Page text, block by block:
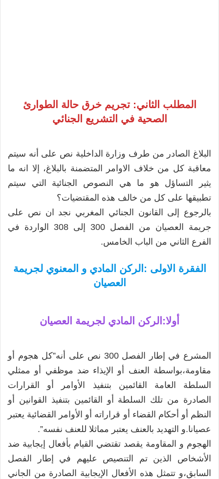
المطلب الثاني: تجريم خرق حالة الطوارئ
الصحية في التشريع الجنائي
البلاغ الصادر من طرف وزارة الداخلية نص على أنه سيتم
معاقبة كل من خلاف الاوامر المتضمنة بالبلاغ، إلا انه ما
يثير التساؤل هو ما هي النصوص الجنائية التي سيتم
تطبيقها على كل من خالف هذه المقتضيات؟
بالرجوع إلى القانون الجنائي المغربي نجد ان نص على
جريمة العصيان من الفصل 300 إلى 308 الواردة في
الفرع الثاني من الباب الخامس.
الفقرة الاولى :الركن المادي و المعنوي لجريمة
العصيان
أولا:الركن المادي لجريمة العصيان
المشرع في إطار الفصل 300 نص على أنه”كل هجوم أو
مقاومة،بواسطة العنف أو الإيذاء ضد موظفي أو ممثلي
السلطة العامة القائمين بتنفيذ الأوامر أو القرارات
الصادرة من تلك السلطة أو القائمين بتنفيذ القوانين أو
النظم أو أحكام القضاء أو قراراته أو الأوامر القضائية يعتبر
عصيانا.و التهديد بالعنف يعتبر مماثلا للعنف نفسه”.
الهجوم و المقاومة يقصد تقتضي القيام بأفعال إيجابية ضد
الأشخاص الذين تم التنصيص عليهم في إطار الفصل
السابق،و تتمثل هذه الأفعال الإيجابية الصادرة من الجاني